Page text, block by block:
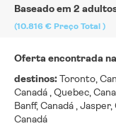
Baseado em 2
(10.816 € Preço Total )
Oferta encontrada
destinos:Toronto,
Canadá , Quebec,
Banff, Canadá ,
Canadá